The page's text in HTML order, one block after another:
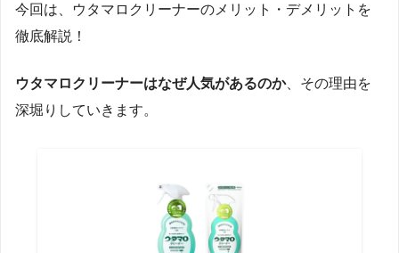
今回は、ウタマロクリーナーのメリット・デメリットを
徹底解説！
ウタマロクリーナーはなぜ人気があるのか、その理由を
深堀りしていきます。